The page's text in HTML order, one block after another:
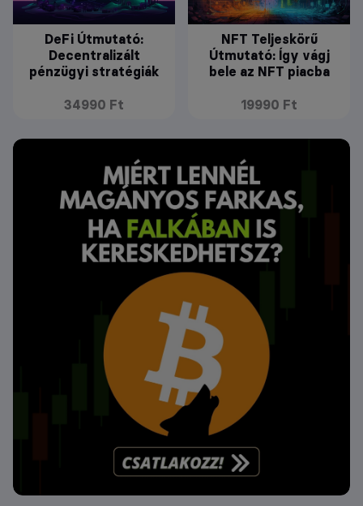
DeFi Útmutató:
Decentralizált
pénzügyi stratégiák
34990 Ft
NFT Teljeskörű
Útmutató: Így vágj
bele az NFT piacba
19990 Ft